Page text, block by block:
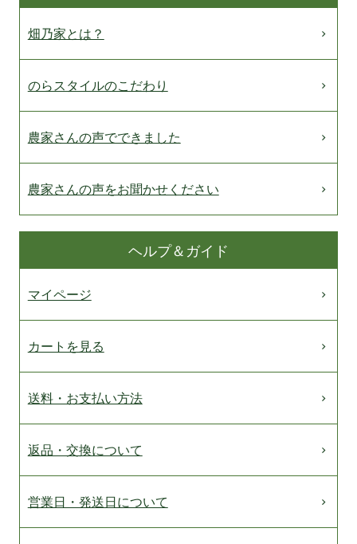
畑乃家とは？
のらスタイルのこだわり
農家さんの声でできました
農家さんの声をお聞かせください
ヘルプ＆ガイド
マイページ
カートを見る
送料・お支払い方法
返品・交換について
営業日・発送日について